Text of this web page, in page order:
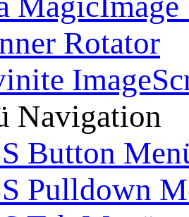
Rotator
Navigation
Button
Pulldown